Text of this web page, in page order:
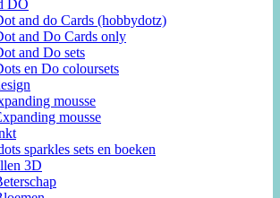
DO
and do Cards (hobbydotz)
and Do Cards only
and Do sets
en Do coloursets
mousse
mousse
sparkles sets en boeken
3D